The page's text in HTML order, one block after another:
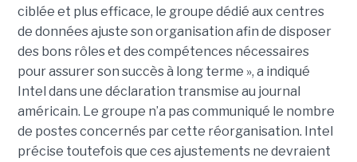
ciblée et plus efficace, le groupe dédié aux centres
de données ajuste son organisation afin de disposer
des bons rôles et des compétences nécessaires
pour assurer son succès à long terme », a indiqué
Intel dans une déclaration transmise au journal
américain. Le groupe n’a pas communiqué le nombre
de postes concernés par cette réorganisation. Intel
précise toutefois que ces ajustements ne devraient